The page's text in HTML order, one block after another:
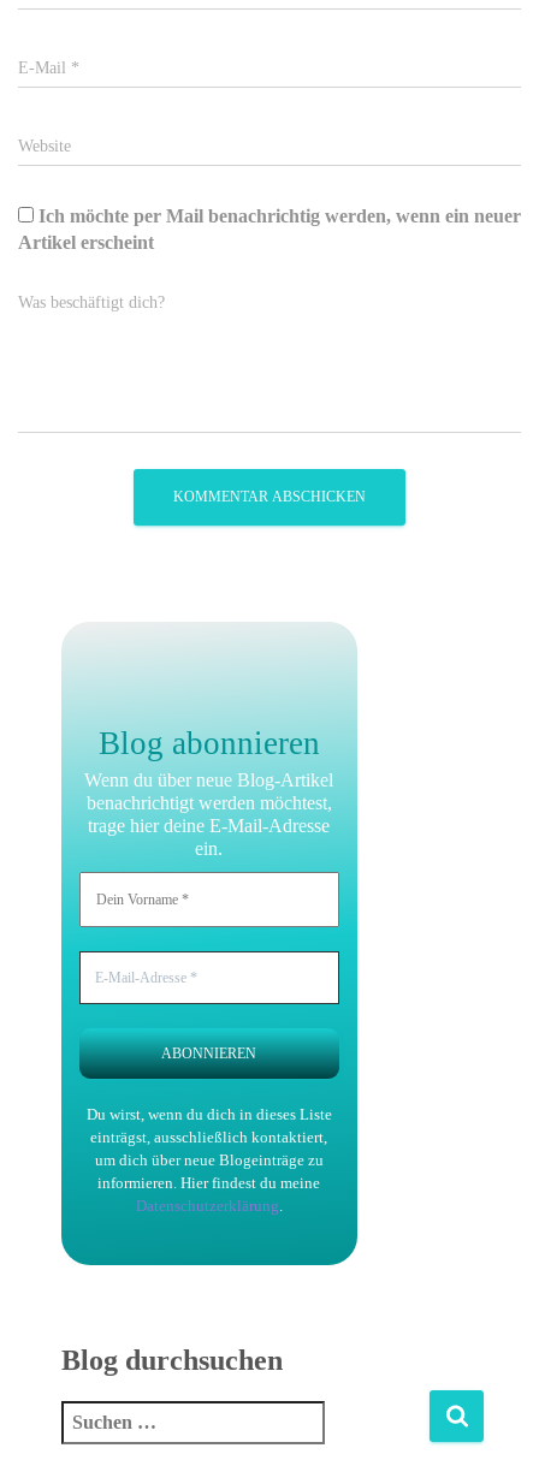
E-Mail *
Website
Ich möchte per Mail benachrichtig werden, wenn ein neuer
Artikel erscheint
Was beschäftigt dich?
Blog abonnieren
Wenn du über neue Blog-Artikel
benachrichtigt werden möchtest,
trage hier deine E-Mail-Adresse
ein.
Du wirst, wenn du dich in dieses Liste
einträgst, ausschließlich kontaktiert,
um dich über neue Blogeinträge zu
informieren.Hier findest du meine
Datenschutzerklärung.
Blog durchsuchen